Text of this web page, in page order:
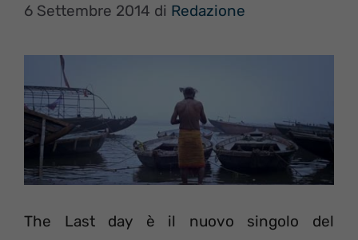
6 Settembre 2014 di Redazione
The Last day è il nuovo singolo del